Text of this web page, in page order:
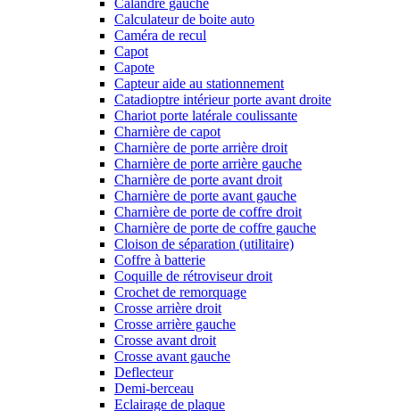
Calandre gauche
Calculateur de boite auto
Caméra de recul
Capot
Capote
Capteur aide au stationnement
Catadioptre intérieur porte avant droite
Chariot porte latérale coulissante
Charnière de capot
Charnière de porte arrière droit
Charnière de porte arrière gauche
Charnière de porte avant droit
Charnière de porte avant gauche
Charnière de porte de coffre droit
Charnière de porte de coffre gauche
Cloison de séparation (utilitaire)
Coffre à batterie
Coquille de rétroviseur droit
Crochet de remorquage
Crosse arrière droit
Crosse arrière gauche
Crosse avant droit
Crosse avant gauche
Deflecteur
Demi-berceau
Eclairage de plaque